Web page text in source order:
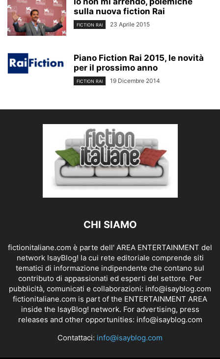
sulla nuova fiction Rai
FICTION RAI 23 Aprile 2015
Piano Fiction Rai 2015, le novità
per il prossimo anno
FICTION RAI 19 Dicembre 2014
CHI SIAMO
fictionitaliane.com è parte dell' AREA ENTERTAINMENT del
network IsayBlog! la cui rete editoriale comprende siti
tematici di informazione indipendente che contano sul
contributo di appassionati ed esperti del settore. Per
pubblicità, comunicati e collaborazioni: info@isayblog.com
fictionitaliane.com is part of the ENTERTAINMENT AREA
inside the IsayBlog! network. For advertising, press
releases and other opportunities: info@isayblog.com
Contattaci: info@isayblog.com